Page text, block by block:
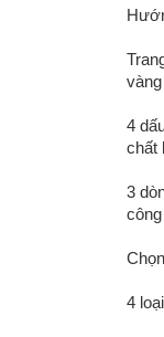
vàng
4
chất
3
4